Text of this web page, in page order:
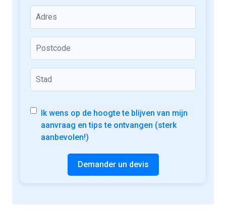
Ik wens op de hoogte te blijven van mijn
aanvraag en tips te ontvangen (sterk
aanbevolen!)
Demander un devis